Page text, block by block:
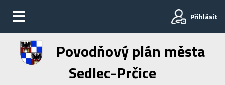
Přihlásit
Povodňový plán města
Sedlec-Prčice